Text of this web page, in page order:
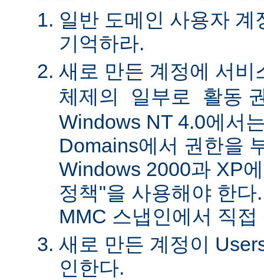
일반 도메인 사용자
기억하라.
새로 만든 계정에 서비
체제의 일부로 활동
Windows NT 4.0에서
Domains에서 권한을
Windows 2000과 XP
정책"을 사용해야 한
MMC 스냅인에서 직
새로 만든 계정이
인한다.